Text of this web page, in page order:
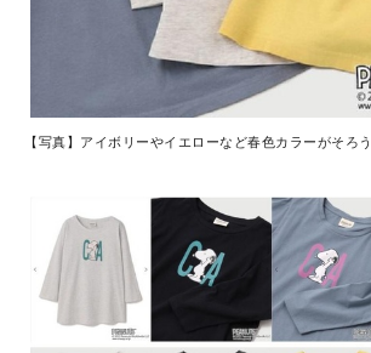
【写真】アイボリーやイエローなど春色カラーがそろう